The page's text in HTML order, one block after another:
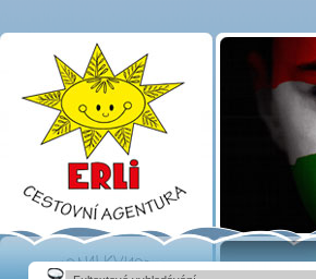
Atlas zemí - Finsko |
Cestovní kancelář
ERLI zájezdy
Maďarsko, dovolená v
Maďarsku, pobyty,